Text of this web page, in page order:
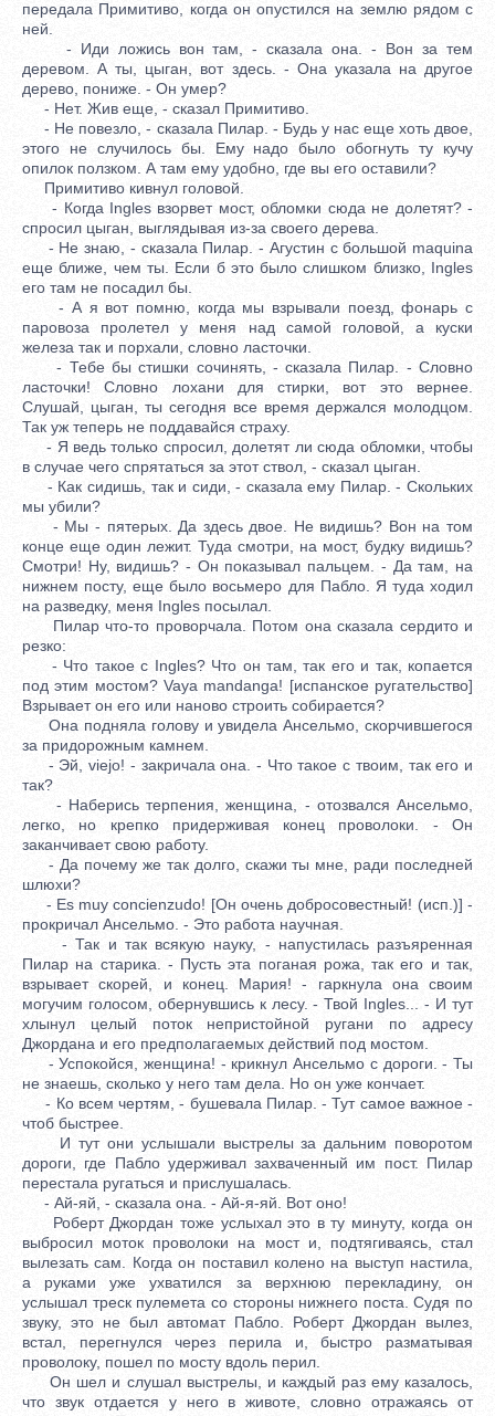
передала Примитиво, когда он опустился на землю рядом с
ней.
- Иди ложись вон там, - сказала она. - Вон за тем
деревом. А ты, цыган, вот здесь. - Она указала на другое
дерево, пониже. - Он умер?
- Нет. Жив еще, - сказал Примитиво.
- Не повезло, - сказала Пилар. - Будь у нас еще хоть двое,
этого не случилось бы. Ему надо было обогнуть ту кучу
опилок ползком. А там ему удобно, где вы его оставили?
Примитиво кивнул головой.
- Когда Ingles взорвет мост, обломки сюда не долетят? -
спросил цыган, выглядывая из-за своего дерева.
- Не знаю, - сказала Пилар. - Агустин с большой maquina
еще ближе, чем ты. Если б это было слишком близко, Ingles
его там не посадил бы.
- А я вот помню, когда мы взрывали поезд, фонарь с
паровоза пролетел у меня над самой головой, а куски
железа так и порхали, словно ласточки.
- Тебе бы стишки сочинять, - сказала Пилар. - Словно
ласточки! Словно лохани для стирки, вот это вернее.
Слушай, цыган, ты сегодня все время держался молодцом.
Так уж теперь не поддавайся страху.
- Я ведь только спросил, долетят ли сюда обломки, чтобы
в случае чего спрятаться за этот ствол, - сказал цыган.
- Как сидишь, так и сиди, - сказала ему Пилар. - Скольких
мы убили?
- Мы - пятерых. Да здесь двое. Не видишь? Вон на том
конце еще один лежит. Туда смотри, на мост, будку видишь?
Смотри! Ну, видишь? - Он показывал пальцем. - Да там, на
нижнем посту, еще было восьмеро для Пабло. Я туда ходил
на разведку, меня Ingles посылал.
Пилар что-то проворчала. Потом она сказала сердито и
резко:
- Что такое с Ingles? Что он там, так его и так, копается
под этим мостом? Vaya mandanga! [испанское ругательство]
Взрывает он его или наново строить собирается?
Она подняла голову и увидела Ансельмо, скорчившегося
за придорожным камнем.
- Эй, viejo! - закричала она. - Что такое с твоим, так его и
так?
- Наберись терпения, женщина, - отозвался Ансельмо,
легко, но крепко придерживая конец проволоки. - Он
заканчивает свою работу.
- Да почему же так долго, скажи ты мне, ради последней
шлюхи?
- Es muy concienzudo! [Он очень добросовестный! (исп.)] -
прокричал Ансельмо. - Это работа научная.
- Так и так всякую науку, - напустилась разъяренная
Пилар на старика. - Пусть эта поганая рожа, так его и так,
взрывает скорей, и конец. Мария! - гаркнула она своим
могучим голосом, обернувшись к лесу. - Твой Ingles... - И тут
хлынул целый поток непристойной ругани по адресу
Джордана и его предполагаемых действий под мостом.
- Успокойся, женщина! - крикнул Ансельмо с дороги. - Ты
не знаешь, сколько у него там дела. Но он уже кончает.
- Ко всем чертям, - бушевала Пилар. - Тут самое важное -
чтоб быстрее.
И тут они услышали выстрелы за дальним поворотом
дороги, где Пабло удерживал захваченный им пост. Пилар
перестала ругаться и прислушалась.
- Ай-яй, - сказала она. - Ай-я-яй. Вот оно!
Роберт Джордан тоже услыхал это в ту минуту, когда он
выбросил моток проволоки на мост и, подтягиваясь, стал
вылезать сам. Когда он поставил колено на выступ настила,
а руками уже ухватился за верхнюю перекладину, он
услышал треск пулемета со стороны нижнего поста. Судя по
звуку, это не был автомат Пабло. Роберт Джордан вылез,
встал, перегнулся через перила и, быстро разматывая
проволоку, пошел по мосту вдоль перил.
Он шел и слушал выстрелы, и каждый раз ему казалось,
что звук отдается у него в животе, словно отражаясь от